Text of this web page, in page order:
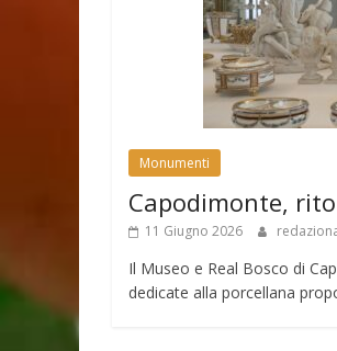
Monumenti
Capodimonte,
11 Giugno 2026
Il Museo e Real Bosco di
dedicate alla porcellana